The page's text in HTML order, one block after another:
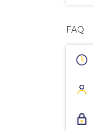
FAQ